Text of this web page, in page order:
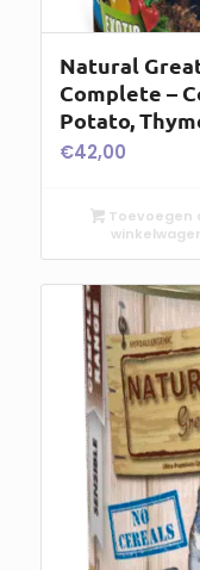
Natural
Complete –
Potato,
€42,00
Toevoegen